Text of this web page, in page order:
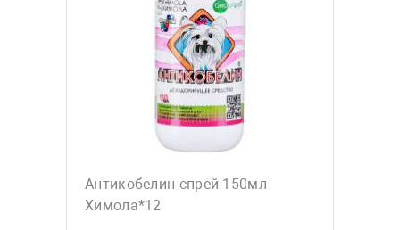
Антикобелин спрей 150мл
Химола*12